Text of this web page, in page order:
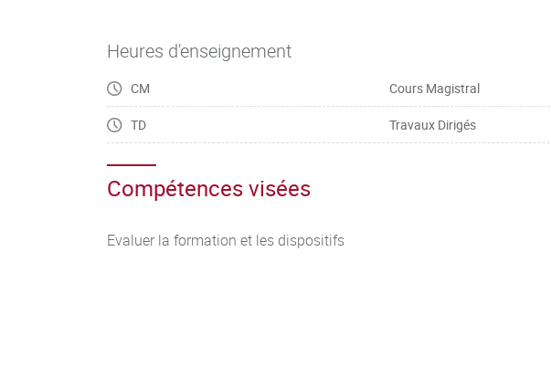
Heures d'enseignement
CM Cours Magistral
TD Travaux Dirigés
Compétences visées
Evaluer la formation et les dispositifs